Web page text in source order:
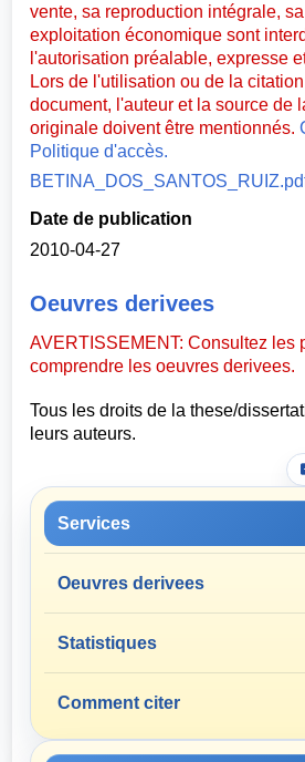
vente, sa reproduction intégrale,
exploitation économique sont
l'autorisation préalable, expresse
Lors de l'utilisation ou de la
document, l'auteur et la source de
originale doivent être mentionnés.
Politique d'accès.
Date de publication
2010-04-27
Oeuvres derivees
AVERTISSEMENT: Consultez les
comprendre les oeuvres derivees.
Tous les droits de la these/
leurs auteurs.
Services
Oeuvres derivees
Statistiques
Comment citer